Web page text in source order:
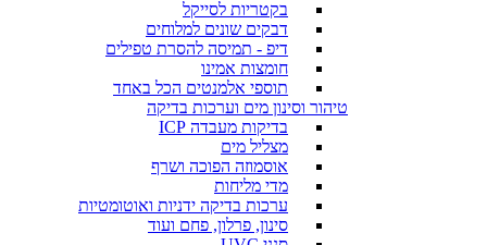
בקטריות לסייקל
דבקים שונים למלוחים
דיפ - תמיסה להסרת טפילים
חומצות אמינו
תוספי אלמנטים הכל באחד
טיהור וסינון מים וערכות בדיקה
בדיקות מעבדה ICP
מצליל מים
אוסמוזה הפוכה ושרף
מדי מליחות
ערכות בדיקה ידניות ואוטומטיות
סינון, פרלון, פחם ועוד